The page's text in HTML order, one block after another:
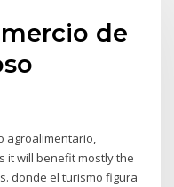
de
agroalimentario,
it will benefit mostly the
donde el turismo figura